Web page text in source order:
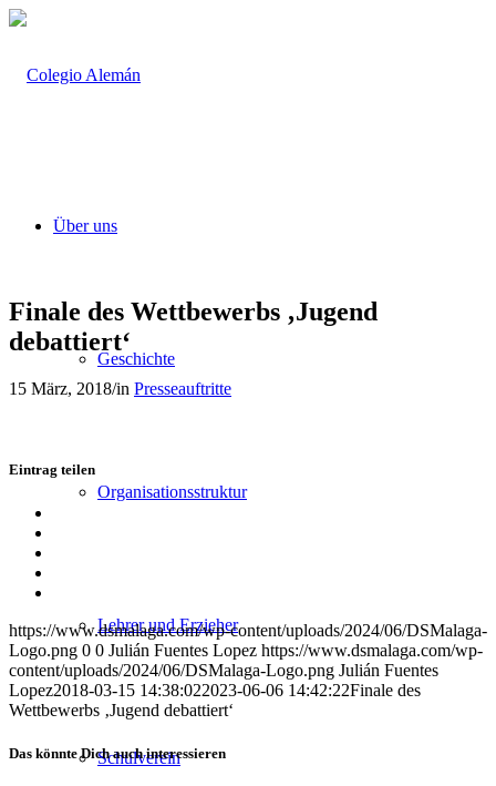
Über uns
Geschichte
Organisationsstruktur
Lehrer und Erzieher
Schulverein
Finale des Wettbewerbs ‚Jugend
debattiert‘
15 März, 2018/in Presseauftritte
Eintrag teilen
Mail
teilen
https://www.dsmalaga.com/wp-content/uploads/2024/06/DSMalaga-
Logo.png 0 0 Julián Fuentes Lopez https://www.dsmalaga.com/wp-
content/uploads/2024/06/DSMalaga-Logo.png Julián Fuentes
Lopez2018-03-15 14:38:022023-06-06 14:42:22Finale des
Wettbewerbs ‚Jugend debattiert‘
Das könnte Dich auch interessieren